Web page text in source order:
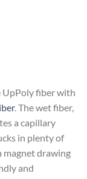
UpPoly fiber with
. The wet fiber,
a capillary
in plenty of
magnet drawing
and